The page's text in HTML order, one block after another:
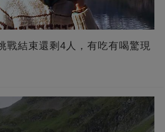
戰結束還剩4人，有吃有喝驚現